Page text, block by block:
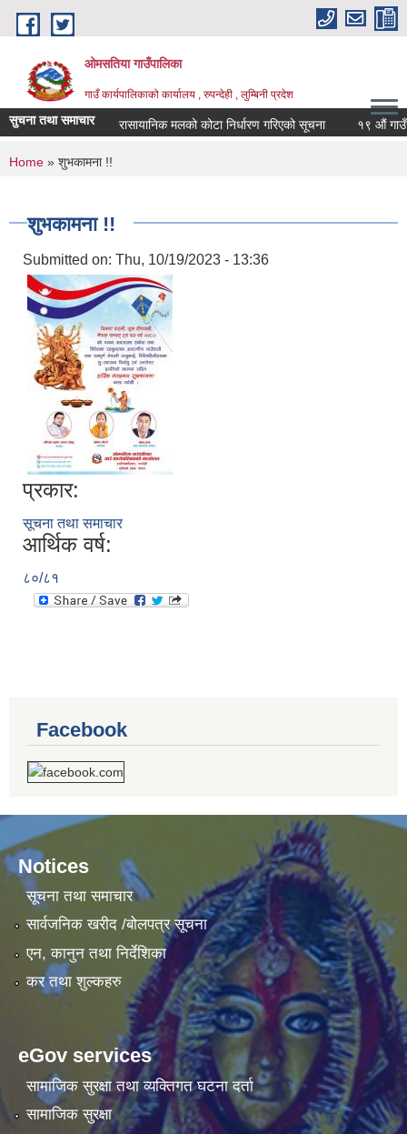
Skip to main content
ओमसतिया गाउँपालिका
गाउँ कार्यपालिकाको कार्यालय , रुपन्देही , लुम्बिनी प्रदेश
सुचना तथा समाचार रासायानिक मलको कोटा निर्धारण गरिएको सूचना १९ औं
You are here
Home » शुभकामना !!
शुभकामना !!
Submitted on: Thu, 10/19/2023 - 13:36
प्रकार:
सूचना तथा समाचार
आर्थिक वर्ष:
८०/८१
Facebook
Notices
सूचना तथा समाचार
सार्वजनिक खरीद /बोलपत्र सूचना
एन, कानुन तथा निर्देशिका
कर तथा शुल्कहरु
eGov services
सामाजिक सुरक्षा तथा व्यक्तिगत घटना दर्ता
सामाजिक सुरक्षा